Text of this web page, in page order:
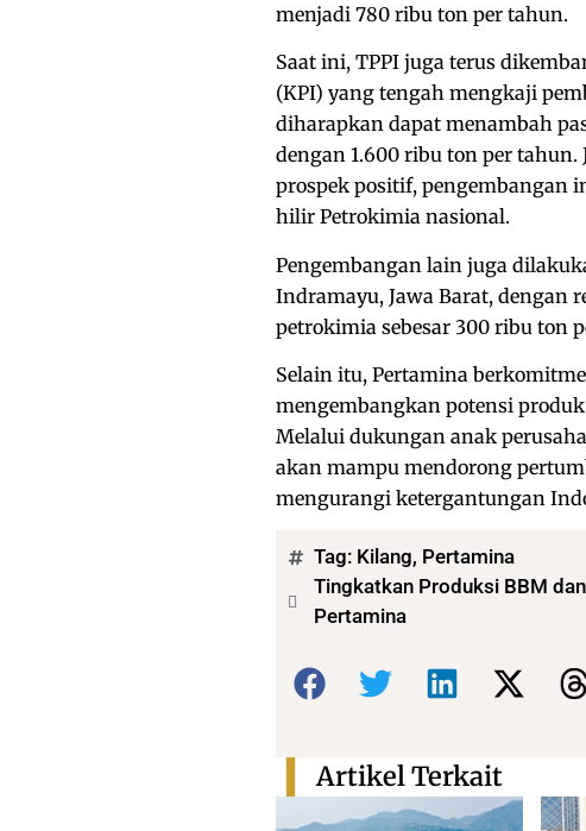
menjadi 780 ribu ton per tahun.
Saat ini, TPPI juga terus
(KPI) yang tengah mengkaji
diharapkan dapat menambah
dengan 1.600 ribu ton per
prospek positif, pengembangan
hilir Petrokimia nasional.
Pengembangan lain juga
Indramayu, Jawa Barat, dengan
petrokimia sebesar 300 ribu ton
Selain itu, Pertamina
mengembangkan potensi
Melalui dukungan anak
akan mampu mendorong
mengurangi ketergantungan
Tag: Kilang, Pertamina
Tingkatkan Produksi BBM
Pertamina
Bagikan:
Artikel Terkait